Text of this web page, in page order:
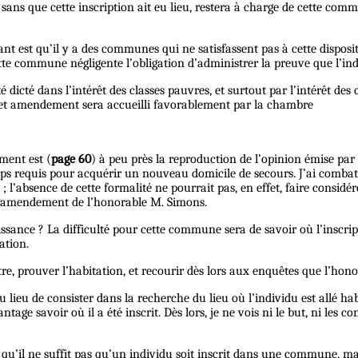
que cette inscription ait eu lieu, restera à charge de cette
est qu’il y a des communes qui ne satisfassent pas à cette
commune négligente l’obligation d’administrer la preuve que
dicté dans l’intérêt des classes pauvres, et surtout par l’intérêt
amendement sera accueilli favorablement par la chambre
est (page 60) à peu près la reproduction de l’opinion émise
pour acquérir un nouveau domicile de secours. J’ai
de cette formalité ne pourrait pas, en effet, faire
de l’honorable M. Simons.
? La difficulté pour cette commune sera de savoir où
prouver l’habitation, et recourir dès lors aux enquêtes que
lieu de consister dans la recherche du lieu où l’individu est allé
savoir où il a été inscrit. Dès lors, je ne vois ni le but, ni les
ne suffit pas qu’un individu soit inscrit dans une commune,